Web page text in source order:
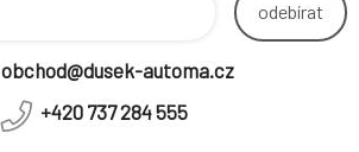
odebírat
obchod@dusek-automa.cz
+420 737 284 555